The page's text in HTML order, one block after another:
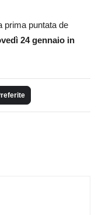
prima puntata de
24 gennaio in